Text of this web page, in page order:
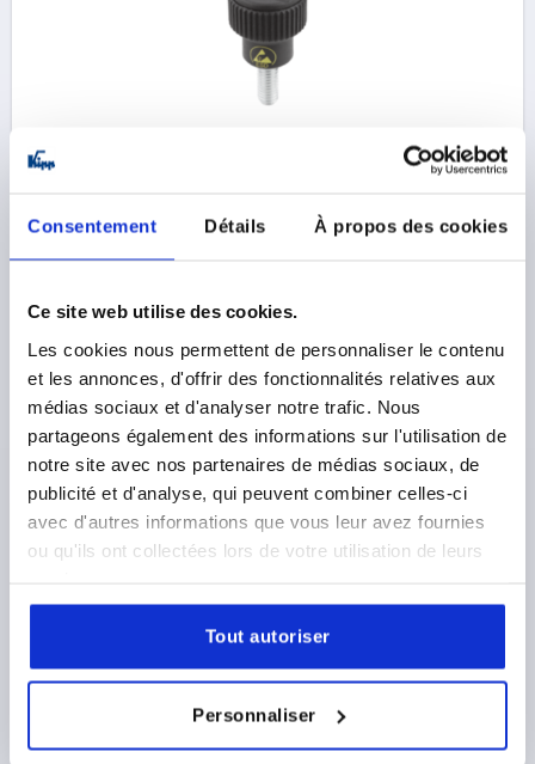
Consentement Détails À propos des cookies
Ce site web utilise des cookies.
Les cookies nous permettent de personnaliser le contenu
et les annonces, d'offrir des fonctionnalités relatives aux
médias sociaux et d'analyser notre trafic. Nous
partageons également des informations sur l'utilisation de
notre site avec nos partenaires de médias sociaux, de
publicité et d'analyse, qui peuvent combiner celles-ci
avec d'autres informations que vous leur avez fournies
ou qu'ils ont collectées lors de votre utilisation de leurs
Tout autoriser
Personnaliser
BOUTON MOLETÉ ANTISTATIQUE T. 1 D=M06X15,
D1=21, H=22, THERMOPLASTIQUE NOIR RAL9011,
FILETAGE=M6
DIAMÈTRE EXTÉRIEUR=21
LONGUEUR DE FILETAGE=15
2,62 €
hors TVA
DÉTAILS
DÉTAILS DU PRODUIT